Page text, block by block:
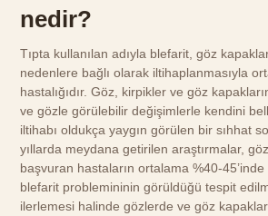
nedir?
Tıpta kullanılan adıyla blefarit, göz
nedenlere bağlı olarak iltihaplanmasıyla
hastalığıdır. Göz, kirpikler ve göz
ve gözle görülebilir değişimlerle kendini
iltihabı oldukça yaygın görülen bir sıhhat
yıllarda meydana getirilen araştırmalar,
başvuran hastaların ortalama %40-
blefarit problemininin görüldüğü tespit
ilerlemesi halinde gözlerde ve göz